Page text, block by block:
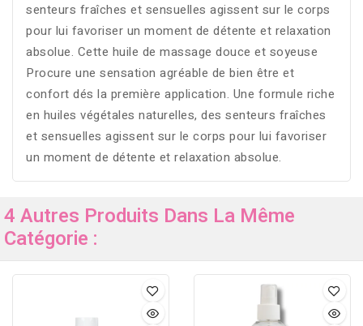
senteurs fraîches et sensuelles agissent sur le corps
pour lui favoriser un moment de détente et relaxation
absolue. Cette huile de massage douce et soyeuse
Procure une sensation agréable de bien être et
confort dés la première application. Une formule riche
en huiles végétales naturelles, des senteurs fraîches
et sensuelles agissent sur le corps pour lui favoriser
un moment de détente et relaxation absolue.
4 Autres Produits Dans La Même
Catégorie :